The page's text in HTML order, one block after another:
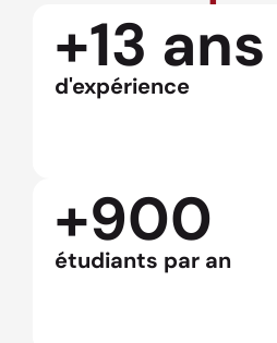
+13 ans
d'expérience
+900
étudiants par an